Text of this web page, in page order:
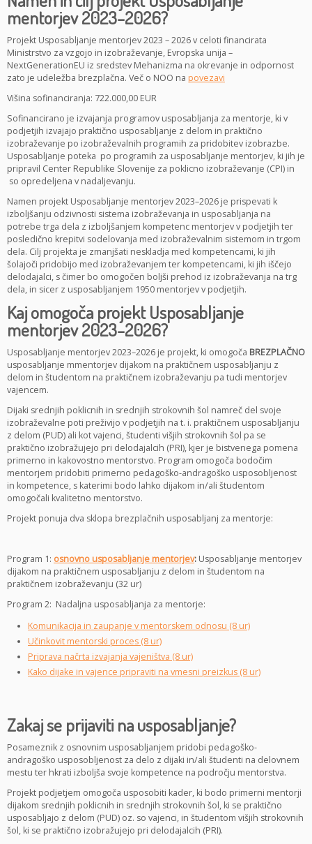
mentorjev 2023–2026?
Projekt Usposabljanje mentorjev 2023 – 2026 v celoti financirata
Ministrstvo za vzgojo in izobraževanje, Evropska unija –
NextGenerationEU iz sredstev Mehanizma na okrevanje in odpornost
zato je udeležba brezplačna. Več o NOO na povezavi
Višina sofinanciranja: 722.000,00 EUR
Sofinancirano je izvajanja programov usposabljanja za mentorje, ki v
podjetjih izvajajo praktično usposabljanje z delom in praktično
izobraževanje po izobraževalnih programih za pridobitev izobrazbe.
Usposabljanje poteka po programih za usposabljanje mentorjev, ki jih je
pripravil Center Republike Slovenije za poklicno izobraževanje (CPI) in
so opredeljena v nadaljevanju.
Namen projekt Usposabljanje mentorjev 2023–2026 je prispevati k
izboljšanju odzivnosti sistema izobraževanja in usposabljanja na
potrebe trga dela z izboljšanjem kompetenc mentorjev v podjetjih ter
posledično krepitvi sodelovanja med izobraževalnim sistemom in trgom
dela. Cilj projekta je zmanjšati neskladja med kompetencami, ki jih
šolajoči pridobijo med izobraževanjem ter kompetencami, ki jih iščejo
delodajalci, s čimer bo omogočen boljši prehod iz izobraževanja na trg
dela, in sicer z usposabljanjem 1950 mentorjev v podjetjih.
Kaj omogoča projekt Usposabljanje
mentorjev 2023–2026?
Usposabljanje mentorjev 2023–2026 je projekt, ki omogoča BREZPLAČNO
usposabljanje mmentorjev dijakom na praktičnem usposabljanju z
delom in študentom na praktičnem izobraževanju pa tudi mentorjev
vajencem.
Dijaki srednjih poklicnih in srednjih strokovnih šol namreč del svoje
izobraževalne poti preživijo v podjetjih na t. i. praktičnem usposabljanju
z delom (PUD) ali kot vajenci, študenti višjih strokovnih šol pa se
praktično izobražujejo pri delodajalcih (PRI), kjer je bistvenega pomena
primerno in kakovostno mentorstvo. Program omogoča bodočim
mentorjem pridobiti primerno pedagoško-andragoško usposobljenost
in kompetence, s katerimi bodo lahko dijakom in/ali študentom
omogočali kvalitetno mentorstvo.
Projekt ponuja dva sklopa brezplačnih usposabljanj za mentorje:
Program 1: osnovno usposabljanje mentorjev: Usposabljanje mentorjev
dijakom na praktičnem usposabljanju z delom in študentom na
praktičnem izobraževanju (32 ur)
Program 2: Nadaljna usposabljanja za mentorje:
Komunikacija in zaupanje v mentorskem odnosu (8 ur)
Učinkovit mentorski proces (8 ur)
Priprava načrta izvajanja vajeništva (8 ur)
Kako dijake in vajence pripraviti na vmesni preizkus (8 ur)
Zakaj se prijaviti na usposabljanje?
Posameznik z osnovnim usposabljanjem pridobi pedagoško-
andragoško usposobljenost za delo z dijaki in/ali študenti na delovnem
mestu ter hkrati izboljša svoje kompetence na področju mentorstva.
Projekt podjetjem omogoča usposobiti kader, ki bodo primerni mentorji
dijakom srednjih poklicnih in srednjih strokovnih šol, ki se praktično
usposabljajo z delom (PUD) oz. so vajenci, in študentom višjih strokovnih
šol, ki se praktično izobražujejo pri delodajalcih (PRI).